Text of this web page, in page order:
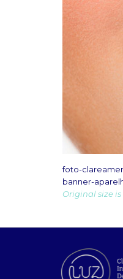
foto-
banner-
Original size is